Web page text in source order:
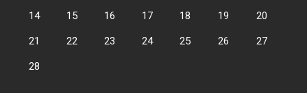
14 15 16 17 18 19 20
21 22 23 24 25 26 27
28